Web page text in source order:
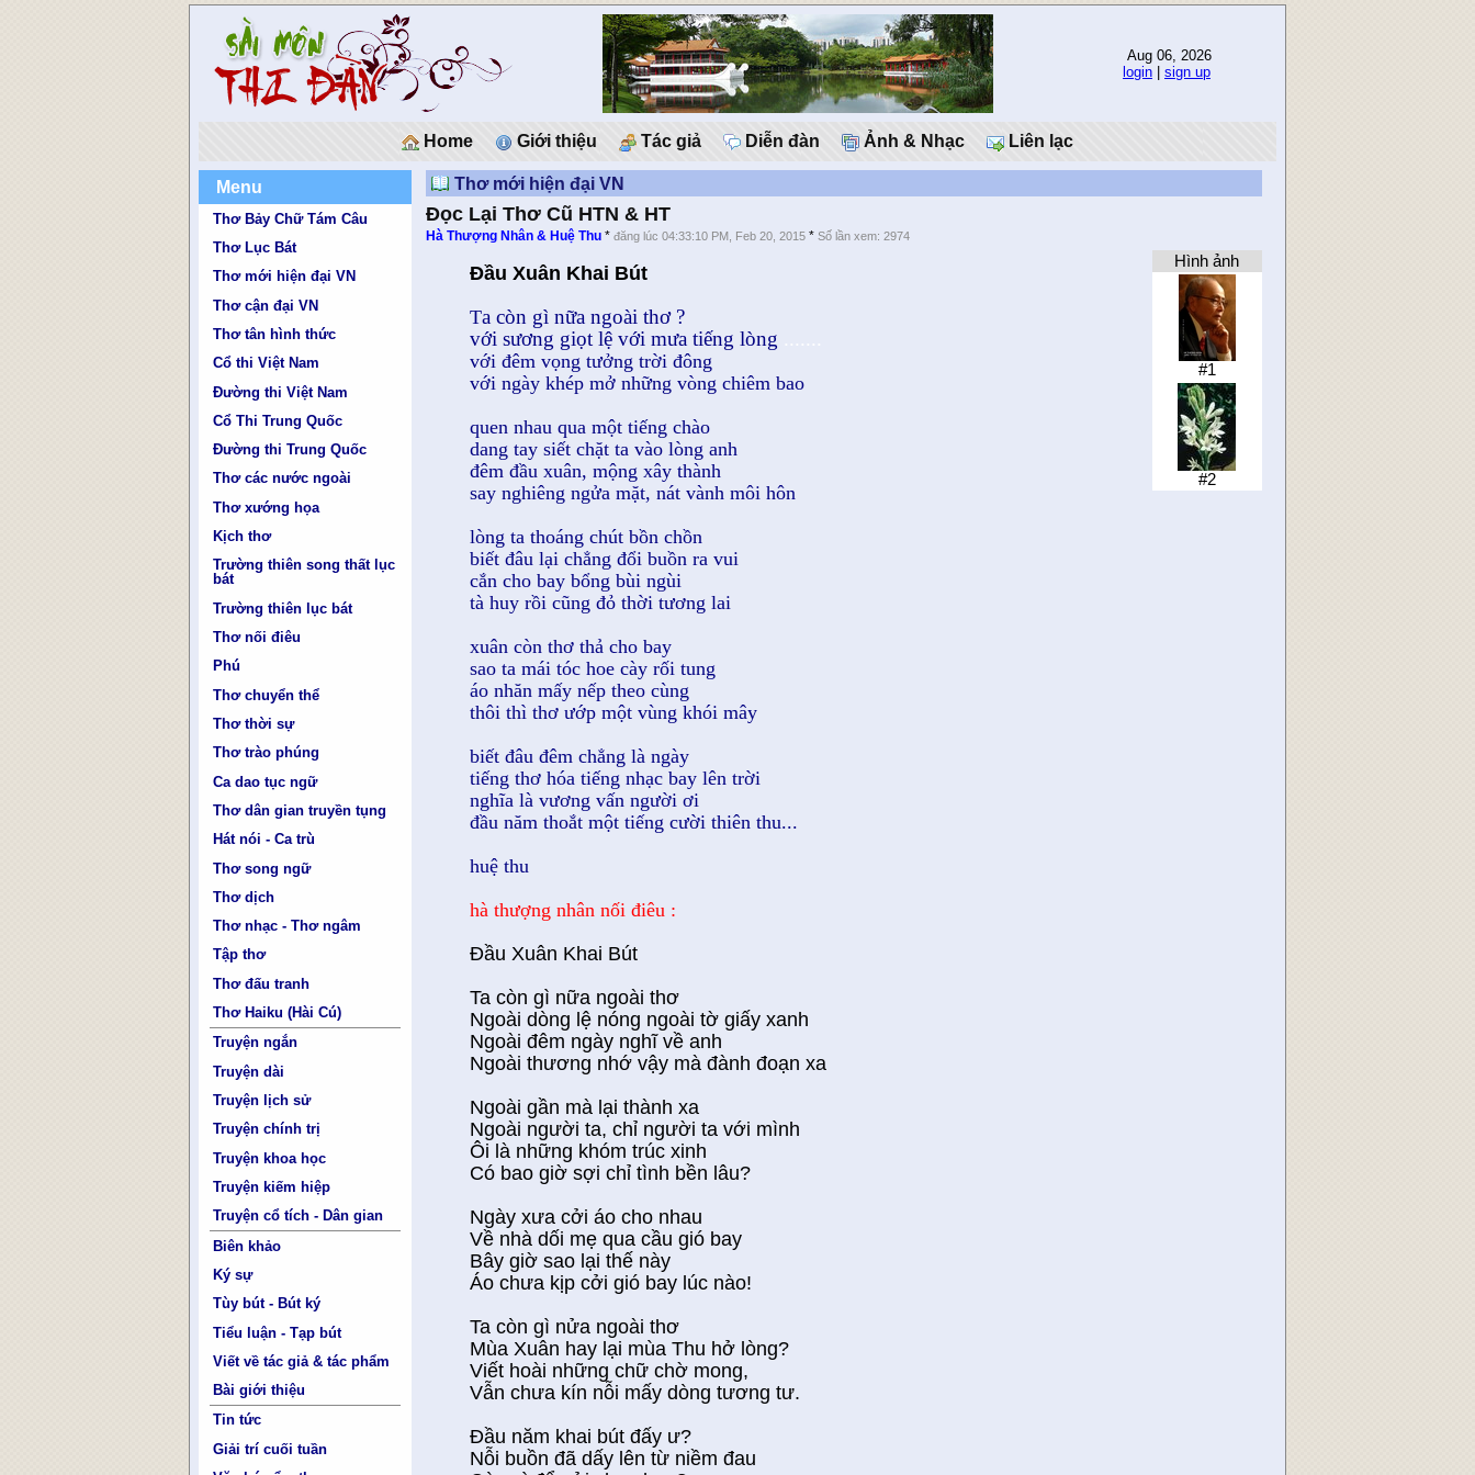
Aug 06, 2026
login
sign up
Home Giới thiệu Tác giả Diễn đàn Ảnh & Nhạc Liên lạc
Menu
Thơ Bảy Chữ Tám Câu
Thơ Lục Bát
Thơ mới hiện đại VN
Thơ cận đại VN
Thơ tân hình thức
Cổ thi Việt Nam
Đường thi Việt Nam
Cổ Thi Trung Quốc
Đường thi Trung Quốc
Thơ các nước ngoài
Thơ xướng họa
Kịch thơ
Trường thiên song thất lục
bát
Trường thiên lục bát
Thơ nối điêu
Phú
Thơ chuyển thể
Thơ thời sự
Thơ trào phúng
Ca dao tục ngữ
Thơ dân gian truyền tụng
Hát nói - Ca trù
Thơ song ngữ
Thơ dịch
Thơ nhạc - Thơ ngâm
Tập thơ
Thơ đấu tranh
Thơ Haiku (Hài Cú)
Truyện ngắn
Truyện dài
Truyện lịch sử
Truyện chính trị
Truyện khoa học
Truyện kiếm hiệp
Truyện cổ tích - Dân gian
Biên khảo
Ký sự
Tùy bút - Bút ký
Tiểu luận - Tạp bút
Viết về tác giả & tác phẩm
Bài giới thiệu
Tin tức
Giải trí cuối tuần
Thơ mới hiện đại VN
Đọc Lại Thơ Cũ HTN & HT
Hà Thượng Nhân & Huệ Thu *đăng lúc 04:33:10 PM, Feb 20, 2015 *Số lần xem: 2974
Hình ảnh
#1
#2
Ðầu Xuân Khai Bút
Ta còn gì nữa ngoài thơ ?
với sương giọt lệ với mưa tiếng lòng
với đêm vọng tưởng trời đông
với ngày khép mở những vòng chiêm bao
quen nhau qua một tiếng chào
dang tay siết chặt ta vào lòng anh
đêm đầu xuân, mộng xây thành
say nghiêng ngửa mặt, nát vành môi hôn
lòng ta thoáng chút bồn chồn
biết đâu lại chẳng đổi buồn ra vui
cắn cho bay bổng bùi ngùi
tà huy rồi cũng đỏ thời tương lai
xuân còn thơ thả cho bay
sao ta mái tóc hoe cày rối tung
áo nhăn mấy nếp theo cùng
thôi thì thơ ướp một vùng khói mây
biết đâu đêm chẳng là ngày
tiếng thơ hóa tiếng nhạc bay lên trời
nghĩa là vương vấn người ơi
đầu năm thoắt một tiếng cười thiên thu...
huệ thu
hà thượng nhân nối điêu :
Ðầu Xuân Khai Bút
Ta còn gì nữa ngoài thơ
Ngoài dòng lệ nóng ngoài tờ giấy xanh
Ngoài đêm ngày nghĩ về anh
Ngoài thương nhớ vậy mà đành đoạn xa
Ngoài gần mà lại thành xa
Ngoài người ta, chỉ người ta với mình
Ôi là những khóm trúc xinh
Có bao giờ sợi chỉ tình bền lâu?
Ngày xưa cởi áo cho nhau
Về nhà dối mẹ qua cầu gió bay
Bây giờ sao lại thế này
Áo chưa kịp cởi gió bay lúc nào!
Ta còn gì nửa ngoài thơ
Mùa Xuân hay lại mùa Thu hở lòng?
Viết hoài những chữ chờ mong,
Vẫn chưa kín nỗi mấy dòng tương tư.
Ðầu năm khai bút đấy ư?
Nỗi buồn đã dấy lên từ niềm đau